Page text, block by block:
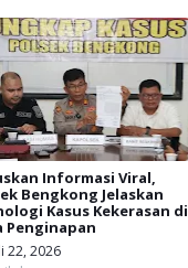
Informasi Viral,
Bengkong Jelaskan
Kasus Kekerasan di
Penginapan
22, 2026